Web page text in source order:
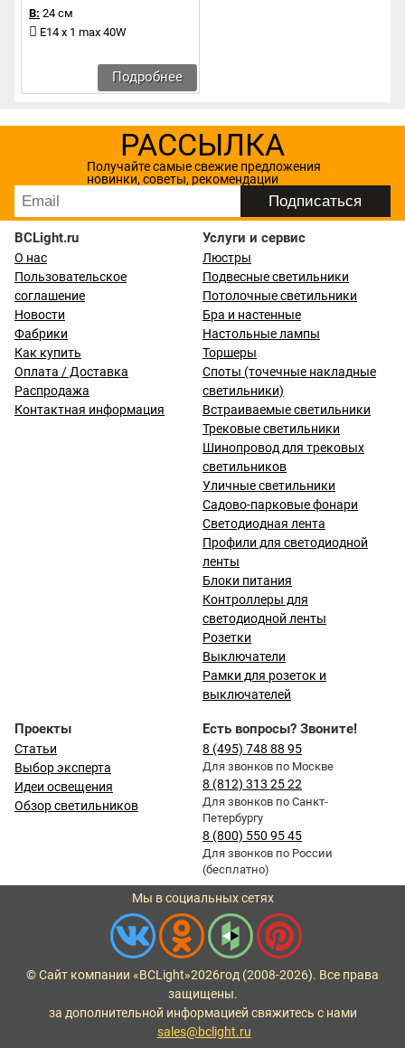
В: 24 см
E14 x 1 max 40W
Подробнее
РАССЫЛКА
Получайте самые свежие предложения
новинки, советы, рекомендации
BCLight.ru
О нас
Пользовательское
соглашение
Новости
Фабрики
Как купить
Оплата / Доставка
Распродажа
Контактная информация
Услуги и сервис
Люстры
Подвесные светильники
Потолочные светильники
Бра и настенные
Настольные лампы
Торшеры
Споты (точечные накладные
светильники)
Встраиваемые светильники
Трековые светильники
Шинопровод для трековых
светильников
Уличные светильники
Садово-парковые фонари
Светодиодная лента
Профили для светодиодной
ленты
Блоки питания
Контроллеры для
светодиодной ленты
Розетки
Выключатели
Рамки для розеток и
выключателей
Проекты
Статьи
Выбор эксперта
Идеи освещения
Обзор светильников
Есть вопросы? Звоните!
8 (495) 748 88 95
Для звонков по Москве
8 (812) 313 25 22
Для звонков по Санкт-
Петербургу
8 (800) 550 95 45
Для звонков по России
(бесплатно)
Мы в социальных сетях
© Сайт компании «BCLight»2026год (2008-2026). Все права
защищены.
за дополнительной информацией свяжитесь с нами
sales@bclight.ru